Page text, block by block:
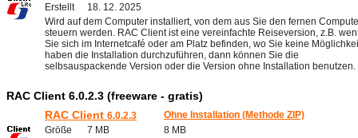
Erstellt
18. 12. 2025
Wird auf dem Computer installiert, von dem aus Sie den fernen
steuern werden. RAC Client ist eine vereinfachte Reiseversion, z.B.
Sie sich im Internetcafé oder am Platz befinden, wo Sie keine
haben die Installation durchzuführen, dann können Sie die
selbsauspackende Version oder die Version ohne Installation benutzen.
RAC Client 6.0.2.3 (freeware - gratis)
RAC Client 6.0.2.3
Ohne Installation (Methode ZIP)
Größe
7 MB
8 MB